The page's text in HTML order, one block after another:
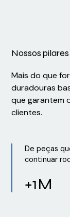
Nossos
Mais do que
duradouras
que garantem
clientes.
De peças
continuar
+1M